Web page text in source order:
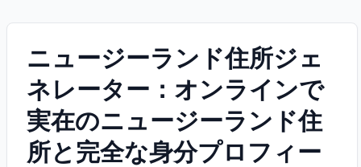
ニュージーランド住所ジェ
ネレーター：オンラインで
実在のニュージーランド住
所と完全な身分プロフィー